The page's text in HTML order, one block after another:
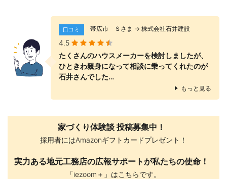
口コミ 帯広市 Ｓさま → 株式会社石井建設
4.5
たくさんのハウスメーカーを検討しましたが、
ひときわ親身になって相談に乗ってくれたのが
石井さんでした…
もっと見る
家づくり体験談 投稿募集中！
採用者にはAmazonギフトカードプレゼント！
実力ある地元工務店の広報サポートが私たちの使命！
「iezoom＋」はこちらです。